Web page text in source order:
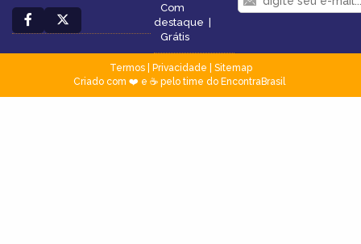
Com
destaque |
Grátis
Termos| Privacidade
Sitemap
Criado com ❤️ e ☕ pelo time do EncontraBrasil